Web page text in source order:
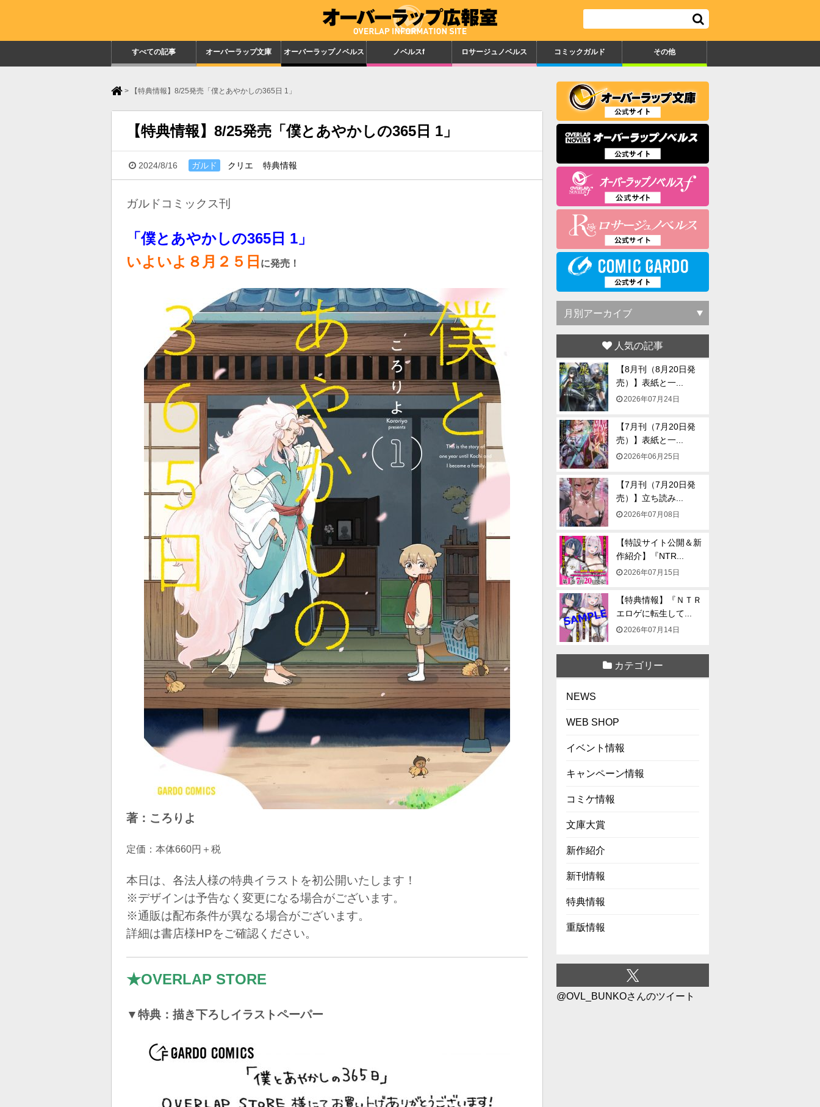
すべての記事 オーバーラップ文庫 オーバーラップノベルス ノベルスf ロサージュノベルス コミックガルド その他
> 【特典情報】8/25発売「僕とあやかしの365日 1」
【特典情報】8/25発売「僕とあやかしの365日 1」
2024/8/16 ガルド クリエ 特典情報
ガルドコミックス刊
「僕とあやかしの365日 1」
いよいよ８ 月２５日 に発売！
著：ころりよ
定価：本体660円＋税
本日は、各法人様の特典イラストを初公開いたします！
※デザインは予告なく変更になる場合がございます。
※通販は配布条件が異なる場合がございます。
詳細は書店様HPをご確認ください。
★OVERLAP STORE
▼特典：描き下ろしイラストペーパー
人気の記事
【8月刊（8月20日発
売）】表紙と一...
2026年07月24日
【7月刊（7月20日発
売）】表紙と一...
2026年06月25日
【7月刊（7月20日発
売）】立ち読み...
2026年07月08日
【特設サイト公開＆新
作紹介】『NTR...
2026年07月15日
【特典情報】『ＮＴＲ
エロゲに転生して...
2026年07月14日
カテゴリー
NEWS
WEB SHOP
イベント情報
キャンペーン情報
コミケ情報
文庫大賞
新作紹介
新刊情報
特典情報
重版情報
@OVL_BUNKOさんのツイート